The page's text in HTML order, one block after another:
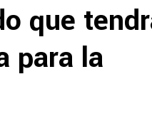
que
para la